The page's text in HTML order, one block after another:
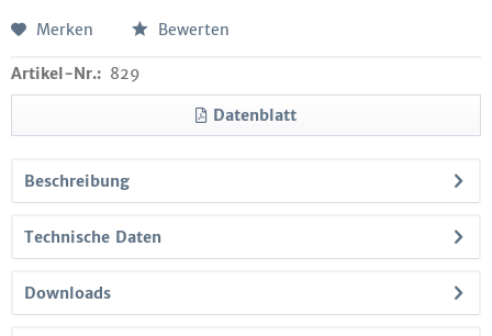
Merken Bewerten
Artikel-Nr.: 829
Datenblatt
Beschreibung
Technische Daten
Downloads